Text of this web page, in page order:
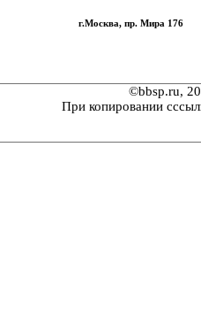
г.Москва, пр. Мира 176
©bbsp.ru,
При копировании